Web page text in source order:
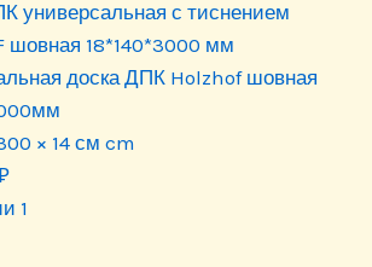
универсальная с тиснением
шовная 18*140*3000 мм
доска ДПК Holzhof шовная
× 14 см cm
1